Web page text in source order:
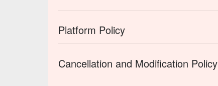
Platform Policy
Cancellation and Modification Policy